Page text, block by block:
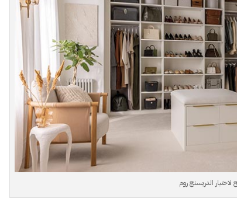
لاختيار الدريسنج روم